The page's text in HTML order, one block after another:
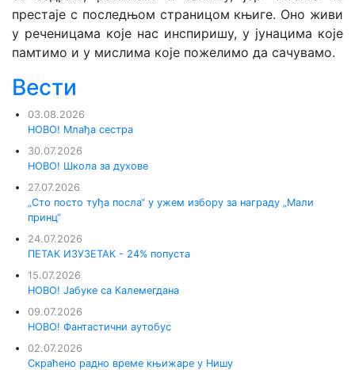
престаје с последњом страницом књиге. Оно живи
у реченицама које нас инспиришу, у јунацима које
памтимо и у мислима које пожелимо да сачувамо.
Вести
03.08.2026
НОВО! Млађа сестра
30.07.2026
НОВО! Школа за духове
27.07.2026
„Сто посто туђа посла“ у ужем избору за награду „Мали
принц“
24.07.2026
ПЕТАК ИЗУЗЕТАК - 24% попуста
15.07.2026
НОВО! Јабуке са Калемегдана
09.07.2026
НОВО! Фантастични аутобус
02.07.2026
Скраћено радно време књижаре у Нишу